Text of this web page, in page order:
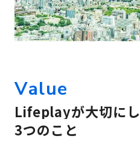
Value
Lifeplayが大切に し
3つのこ と